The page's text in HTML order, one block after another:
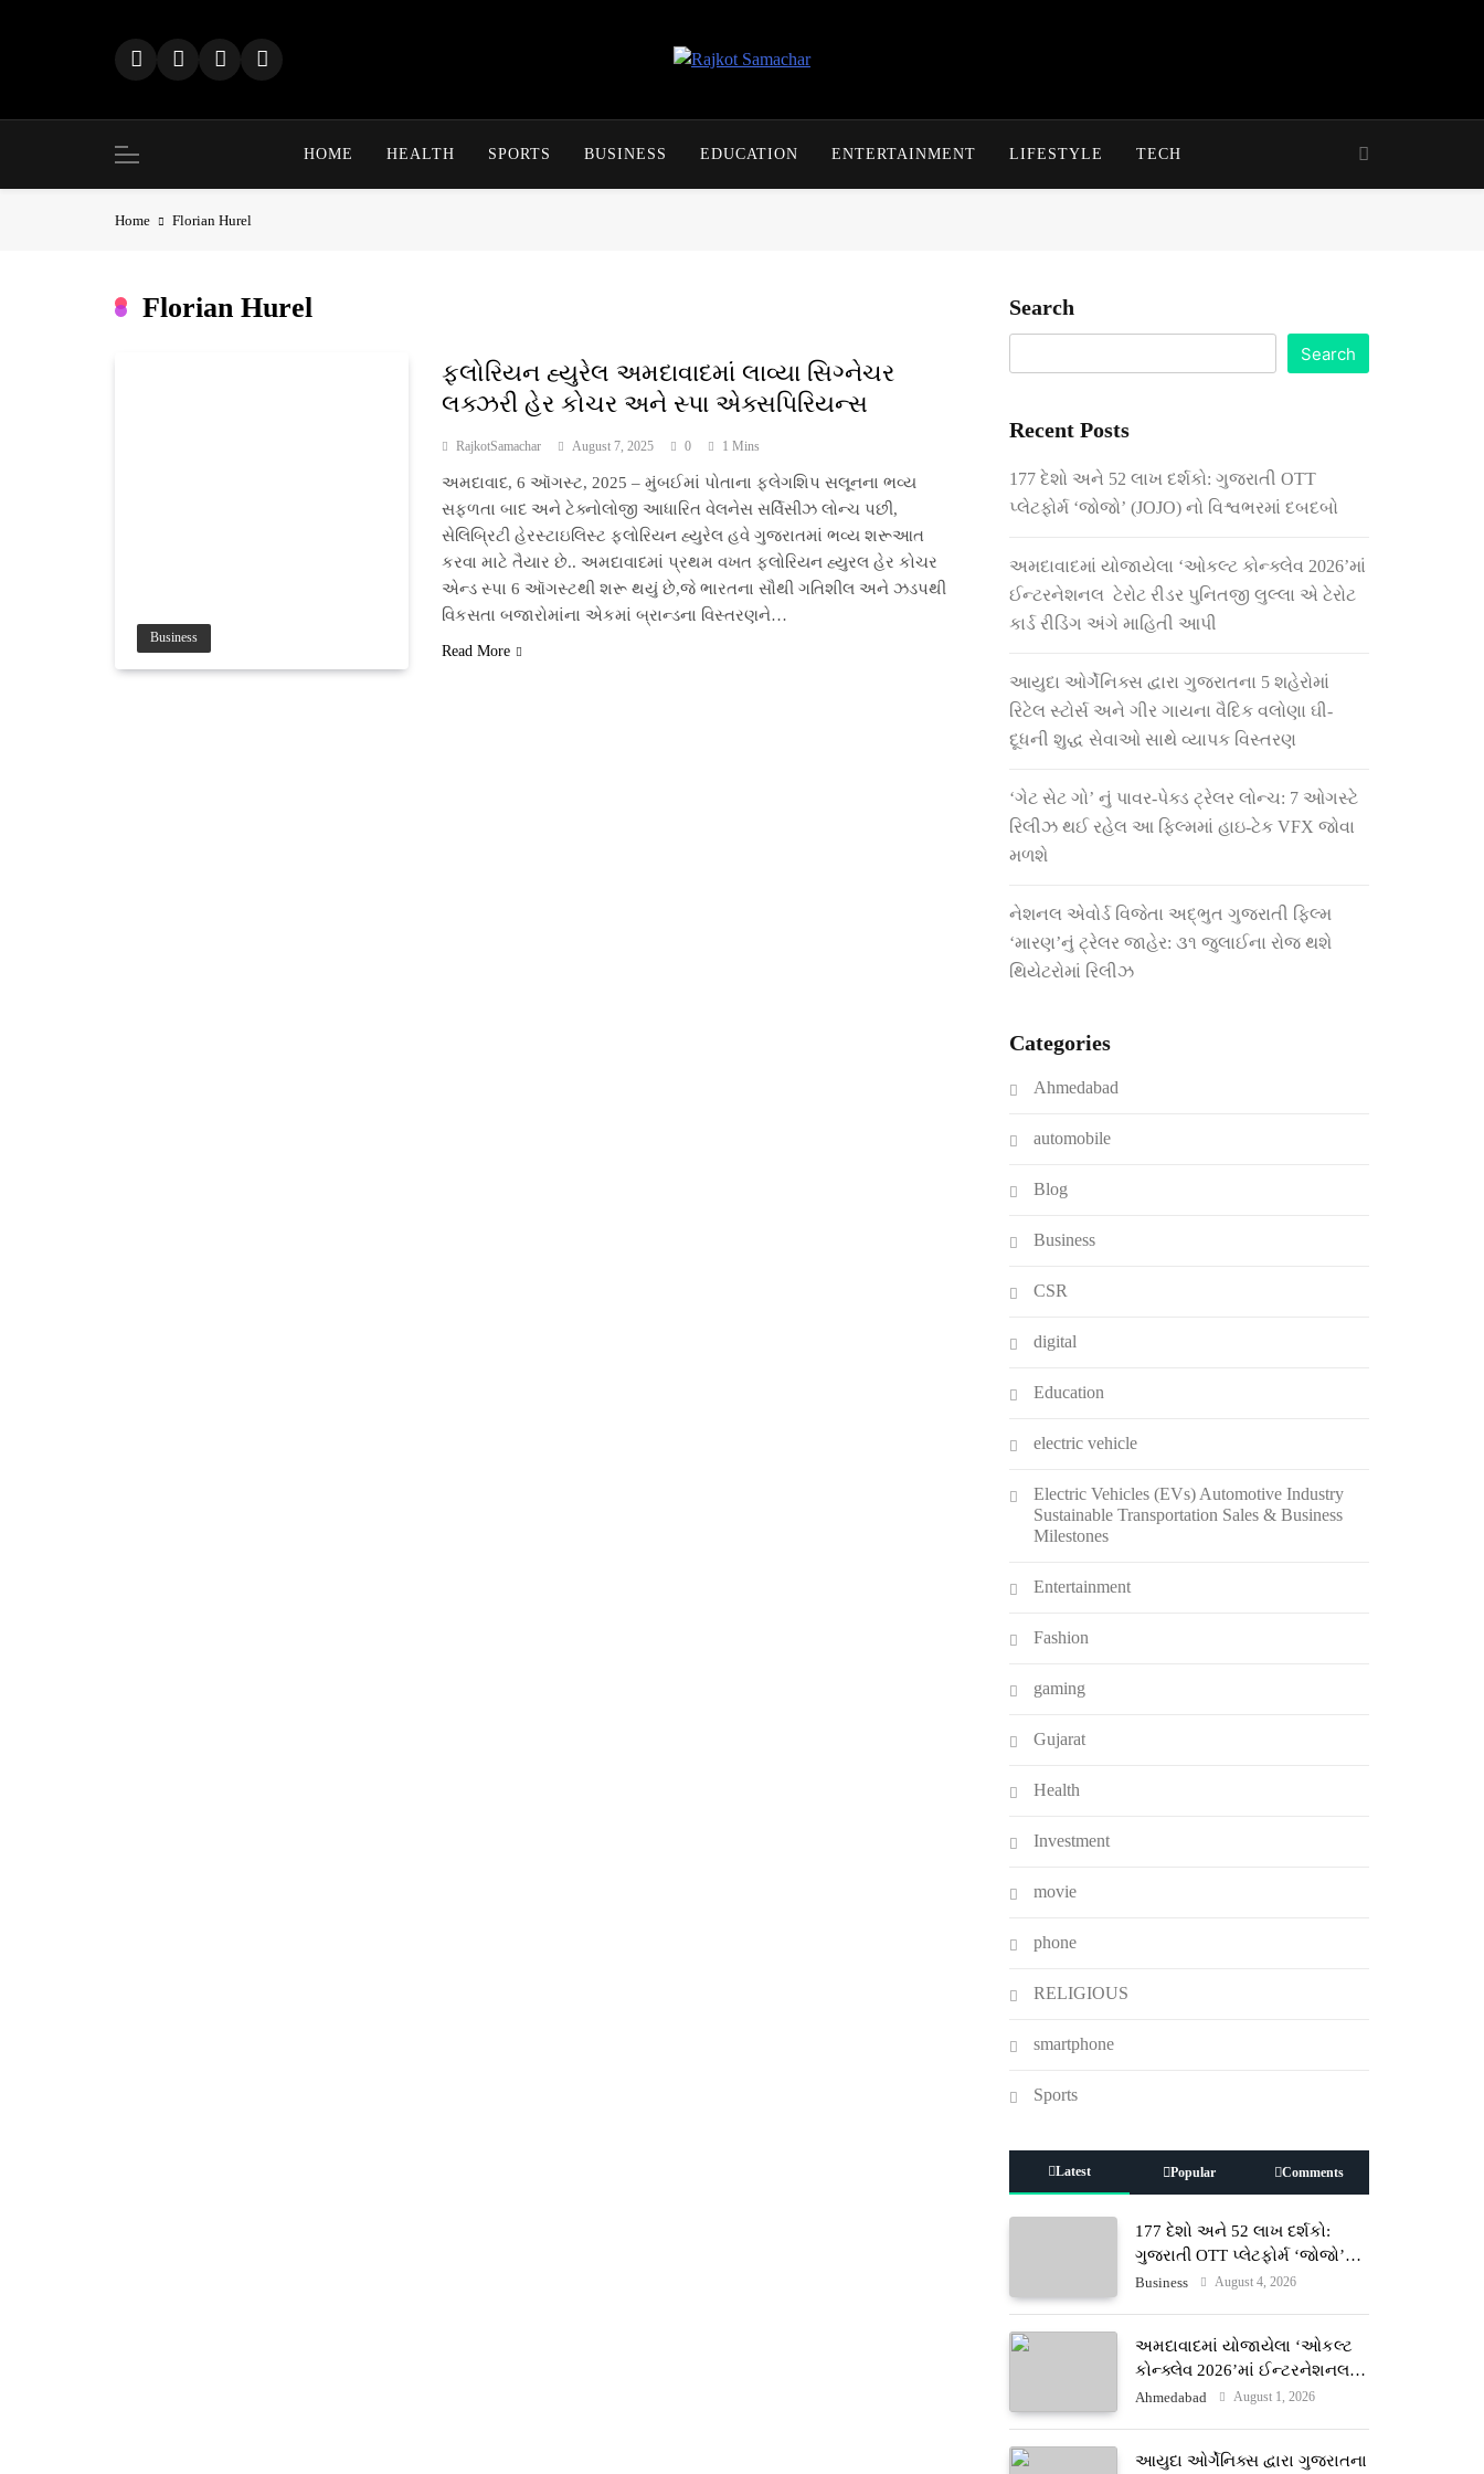
HOME HEALTH SPORTS BUSINESS EDUCATION ENTERTAINMENT LIFESTYLE TECH
Home Florian Hurel
Florian Hurel
Business
ફ્લોરિયન હ્યુરેલ અમદાવાદમાં લાવ્યા સિગ્નેચર
લક્ઝરી હેર કોચર અને સ્પા એક્સપિરિયન્સ
RajkotSamachar August 7, 2025 0 1 Mins
અમદાવાદ, 6 ઑગસ્ટ, 2025 – મુંબઈમાં પોતાના ફ્લેગશિપ સલૂનના ભવ્ય
સફળતા બાદ અને ટેક્નોલોજી આધારિત વેલનેસ સર્વિસીઝ લોન્ચ પછી,
સેલિબ્રિટી હેરસ્ટાઇલિસ્ટ ફ્લોરિયન હ્યુરેલ હવે ગુજરાતમાં ભવ્ય શરૂઆત
કરવા માટે તૈયાર છે.. અમદાવાદમાં પ્રથમ વખત ફ્લોરિયન હ્યુરલ હેર કોચર
એન્ડ સ્પા 6 ઑગસ્ટથી શરૂ થયું છે,જે ભારતના સૌથી ગતિશીલ અને ઝડપથી
વિકસતા બજારોમાંના એકમાં બ્રાન્ડના વિસ્તરણને…
Read More
Search
Search
Recent Posts
177 દેશો અને 52 લાખ દર્શકો: ગુજરાતી OTT
પ્લેટફોર્મ ‘જોજો’ (JOJO) નો વિશ્વભરમાં દબદબો
અમદાવાદમાં યોજાયેલા ‘ઓકલ્ટ કોન્ક્લેવ 2026’માં
ઈન્ટરનેશનલ ટેરોટ રીડર પુનિતજી લુલ્લા એ ટેરોટ
કાર્ડ રીડિંગ અંગે માહિતી આપી
આયુદા ઓર્ગેનિક્સ દ્વારા ગુજરાતના 5 શહેરોમાં
રિટેલ સ્ટોર્સ અને ગીર ગાયના વૈદિક વલોણા ઘી-
દૂધની શુદ્ધ સેવાઓ સાથે વ્યાપક વિસ્તરણ
‘ગેટ સેટ ગો’ નું પાવર-પેક્ડ ટ્રેલર લોન્ચ: 7 ઓગસ્ટે
રિલીઝ થઈ રહેલ આ ફિલ્મમાં હાઇ-ટેક VFX જોવા
મળશે
નેશનલ એવોર્ડ વિજેતા અદ્ભુત ગુજરાતી ફિલ્મ
‘મારણ’નું ટ્રેલર જાહેર: ૩૧ જુલાઈના રોજ થશે
થિયેટરોમાં રિલીઝ
Categories
Ahmedabad
automobile
Blog
Business
CSR
digital
Education
electric vehicle
Electric Vehicles (EVs) Automotive Industry
Sustainable Transportation Sales & Business
Milestones
Entertainment
Fashion
gaming
Gujarat
Health
Investment
movie
phone
RELIGIOUS
smartphone
Sports
Latest Popular Comments
177 દેશો અને 52 લાખ દર્શકો:
ગુજરાતી OTT પ્લેટફોર્મ ‘જોજો’
(JOJO) નો વિશ્વભરમાં દબદબો
Business August 4, 2026
અમદાવાદમાં યોજાયેલા ‘ઓકલ્ટ
કોન્ક્લેવ 2026’માં ઈન્ટરનેશનલ
ટેરોટ રીડર પુનિતજી લુલ્લા એ ટેરોટ
Ahmedabad August 1, 2026
આયુદા ઓર્ગેનિક્સ દ્વારા ગુજરાતના